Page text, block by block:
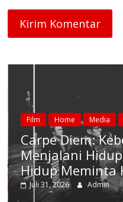
Film Home Media
Carpe Diem:
Menjalani Hidup
Hidup Meminta
Juli 31, 2026 Admin